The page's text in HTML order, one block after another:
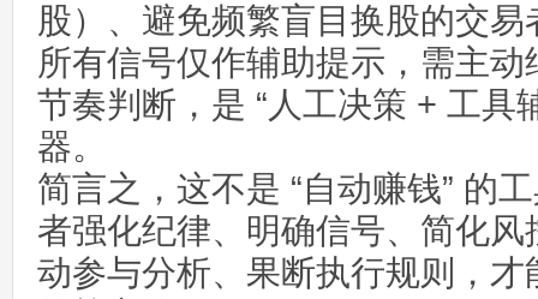
股）、避免频繁盲目换股的交易
所有信号仅作辅助提示，需主
节奏判断，是 “人工决策 + 工具
器。
简言之，这不是 “自动赚钱” 的
者强化纪律、明确信号、简化
动参与分析、果断执行规则，才